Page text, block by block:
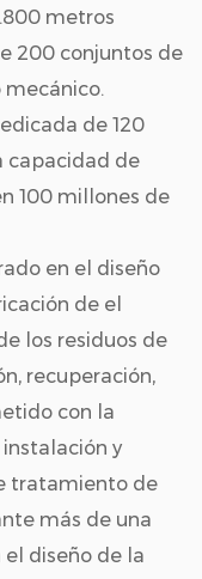
metros
200 conjuntos de
mecánico.
de 120
capacidad de
100 millones de
en el diseño
de el
los residuos de
recuperación,
con la
y
tratamiento de
más de una
diseño de la